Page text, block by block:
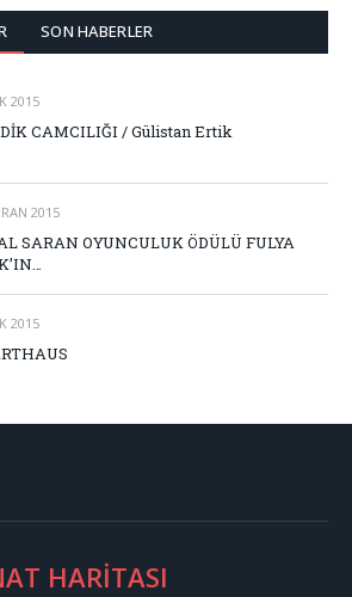
SON HABERLER
2015
CAMCILIĞI / Gülistan Ertik
2015
SARAN OYUNCULUK ÖDÜLÜ FULYA
2015
HARİTASI